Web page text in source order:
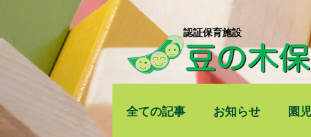
​認証保育施設
全ての記事 お知らせ 園